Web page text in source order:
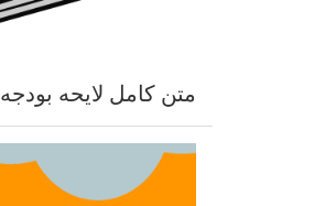
متن کامل لایحه بودجه ۱۴۰۳ کل کشور - بخش اول